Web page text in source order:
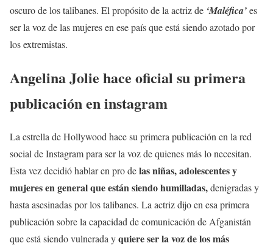
oscuro de los talibanes. El propósito de la actriz de ‘Maléfica’es
ser la voz de las mujeres en ese país que está siendo azotado por
los extremistas.
Angelina Jolie hace oficial su primera
publicación en instagram
La estrella de Hollywood hace su primera publicación en la red
social de Instagram para ser la voz de quienes más lo necesitan.
Esta vez decidió hablar en pro delas niñas, adolescentes y
mujeres en general que están siendo humilladas,denigradas y
hasta asesinadas por los talibanes. La actriz dijo en esa primera
publicación sobre la capacidad de comunicación de Afganistán
que está siendo vulnerada yquiere ser la voz de los más